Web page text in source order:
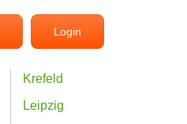
Login
Krefeld
Leipzig